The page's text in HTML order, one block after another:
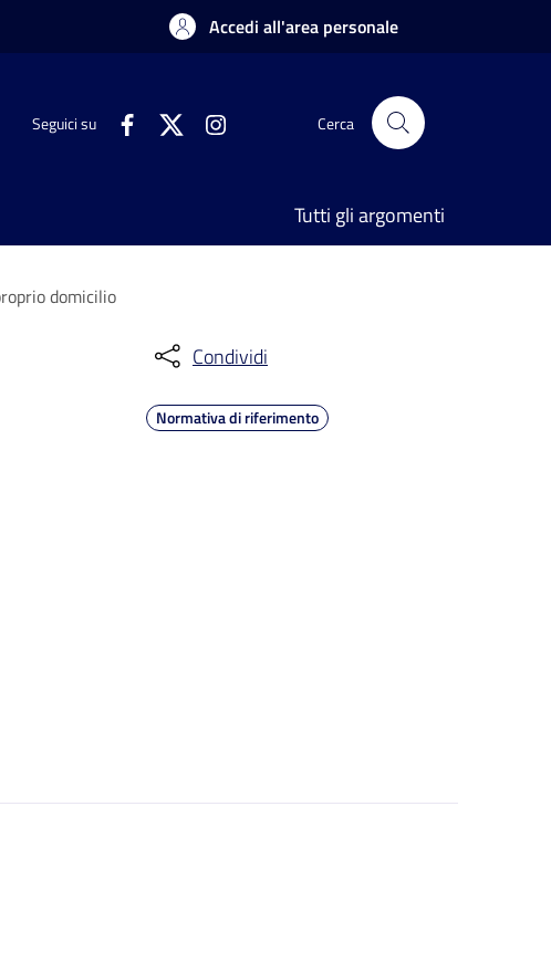
Accedi all'area personale
Seguici su Cerca
Tutti gli argomenti
domicilio
Condividi
Normativa di riferimento